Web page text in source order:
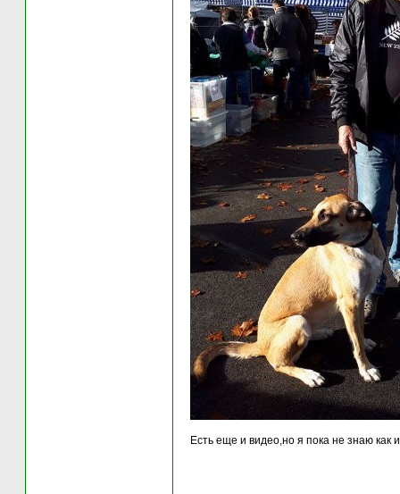
Есть еще и видео,но я пока не знаю как